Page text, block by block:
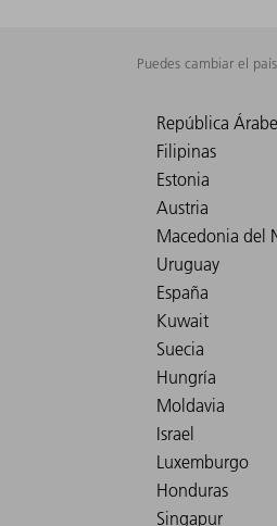
Puedes cambiar el